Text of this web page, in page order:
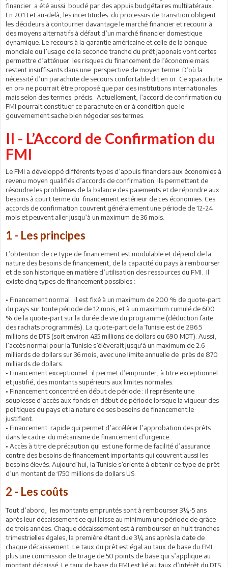
financier a été aussi bouclé par des appuis budgétaires multilatéraux.
En 2013 et au-delà, les incertitudes du processus de transition obligent
les décideurs à contourner davantage le marché financier et recourir à
des moyens alternatifs à défaut d’un marché financier domestique
dynamique. Le recours à la garantie américaine et celle de la banque
mondiale ou l’usage de la seconde tranche du prêt japonais vont certes
permettre d’atténuer les risques du financement de l’économie mais
restent insuffisants dans une perspective de moyen terme. D’où la
nécessité d’un parachute de secours confortable dit en or. Ce «parachute
en or» ne pourrait être proposé que par des institutions internationales
mais selon des termes précis. Actuellement, l’accord de confirmation du
FMI pourrait constituer ce parachute en or à condition que le
gouvernement sache bien négocier ses termes.
II - L’Accord de Confirmation du
FMI
Le FMI a développé différents types d’appuis financiers aux économies à
revenu moyen qualifiés d’accords de confirmation. Ils permettent de
résoudre les problèmes de la balance des paiements et de répondre aux
besoins à court terme du financement extérieur de ces économies. Ces
accords de confirmation couvrent généralement une période de 12-24
mois et peuvent aller jusqu’à un maximum de 36 mois.
1 - Les principes
L’obtention de ce type de financement est modulable et dépend de la
nature des besoins de financement, de la capacité du pays à rembourser
et de son historique en matière d’utilisation des ressources du FMI. Il
existe cinq types de financement possibles :
• Financement normal : il est fixé à un maximum de 200 % de quote-part
du pays sur toute période de 12 mois, et à un maximum cumulé de 600
% de la quote-part sur la durée de vie du programme (déduction faite
des rachats programmés). La quote-part de la Tunisie est de 286.5
millions de DTS (soit environ 435 millions de dollars ou 690 MDT). Aussi,
l’accès normal pour la Tunisie s’élèverait jusqu'à un maximum de 2.6
milliards de dollars sur 36 mois, avec une limite annuelle de près de 870
milliards de dollars.
• Financement exceptionnel : il permet d’emprunter, à titre exceptionnel
et justifié, des montants supérieurs aux limites normales.
• Financement concentré en début de période : il représente une
souplesse d’accès aux fonds en début de période lorsque la vigueur des
politiques du pays et la nature de ses besoins de financement le
justifient.
• Financement rapide qui permet d’accélérer l’approbation des prêts
dans le cadre du mécanisme de financement d’urgence.
• Accès à titre de précaution qui est une forme de facilité d’assurance
contre des besoins de financement importants qui couvrent aussi les
besoins élevés. Aujourd’hui, la Tunisie s’oriente à obtenir ce type de prêt
d’un montant de 1750 millions de dollars US.
2 - Les coûts
Tout d’abord, les montants empruntés sont à rembourser 3¼-5 ans
après leur décaissement ce qui laisse au minimum une période de grâce
de trois années. Chaque décaissement est à rembourser en huit tranches
trimestrielles égales, la première étant due 3¼ ans après la date de
chaque décaissement. Le taux du prêt est égal au taux de base du FMI
plus une commission de tirage de 50 points de base qui s’applique au
montant décaissé. Le taux de base du FMI est lié au taux d’intérêt du DTS